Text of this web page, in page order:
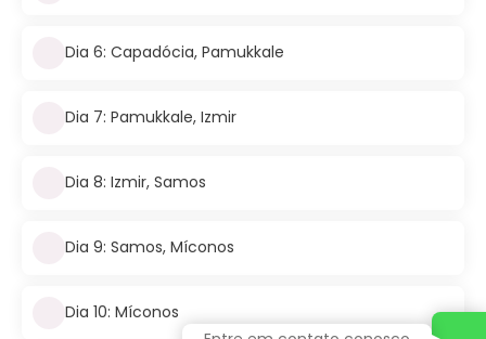
Dia 6: Capadócia, Pamukkale
Dia 7: Pamukkale, Izmir
Dia 8: Izmir, Samos
Dia 9: Samos, Míconos
Dia 10: Míconos